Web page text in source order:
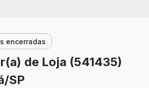
encerradas
de Loja (541435)
SP